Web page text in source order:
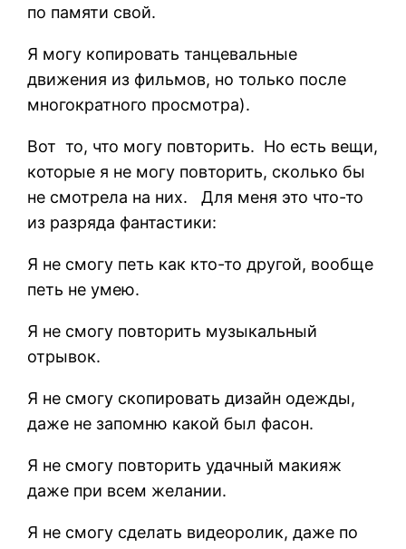
по памяти свой.
Я могу копировать танцевальные
движения из фильмов, но только после
многократного просмотра).
Вот то, что могу повторить. Но есть вещи,
которые я не могу повторить, сколько бы
не смотрела на них. Для меня это что-то
из разряда фантастики:
Я не смогу петь как кто-то другой, вообще
петь не умею.
Я не смогу повторить музыкальный
отрывок.
Я не смогу скопировать дизайн одежды,
даже не запомню какой был фасон.
Я не смогу повторить удачный макияж
даже при всем желании.
Я не смогу сделать видеоролик, даже по